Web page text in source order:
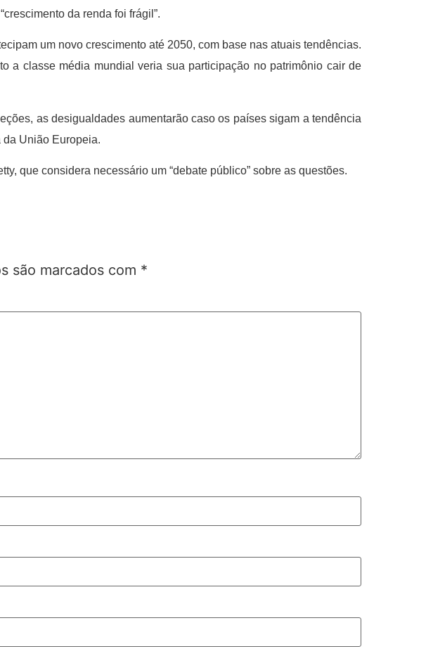
da renda foi frágil”.
um novo crescimento até 2050, com base nas atuais tendências.
a classe média mundial veria sua participação no patrimônio cair de
as desigualdades aumentarão caso os países sigam a tendência
da União Europeia.
que considera necessário um “debate público” sobre as questões.
são marcados com *